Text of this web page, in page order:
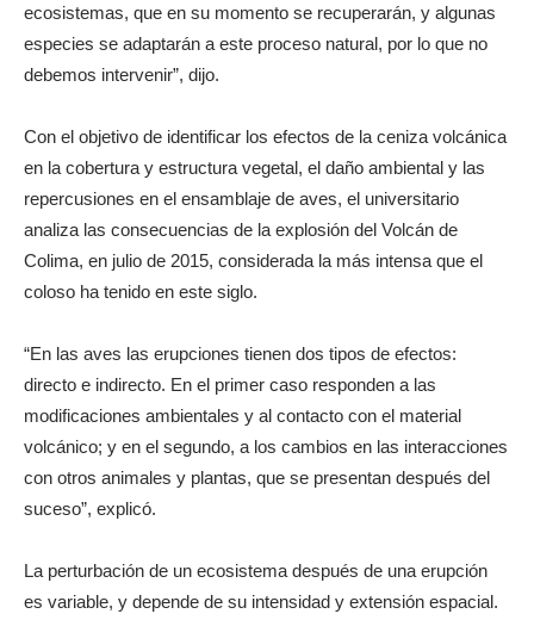
ecosistemas, que en su momento se recuperarán, y algunas
especies se adaptarán a este proceso natural, por lo que no
debemos intervenir”, dijo.
Con el objetivo de identificar los efectos de la ceniza volcánica
en la cobertura y estructura vegetal, el daño ambiental y las
repercusiones en el ensamblaje de aves, el universitario
analiza las consecuencias de la explosión del Volcán de
Colima, en julio de 2015, considerada la más intensa que el
coloso ha tenido en este siglo.
“En las aves las erupciones tienen dos tipos de efectos:
directo e indirecto. En el primer caso responden a las
modificaciones ambientales y al contacto con el material
volcánico; y en el segundo, a los cambios en las interacciones
con otros animales y plantas, que se presentan después del
suceso”, explicó.
La perturbación de un ecosistema después de una erupción
es variable, y depende de su intensidad y extensión espacial.